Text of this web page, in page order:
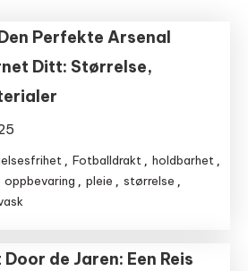
Perfekte Arsenal
Ditt: Størrelse,
, Fotballdrakt , holdbarhet ,
oppbevaring , pleie , størrelse ,
de Jaren: Een Reis